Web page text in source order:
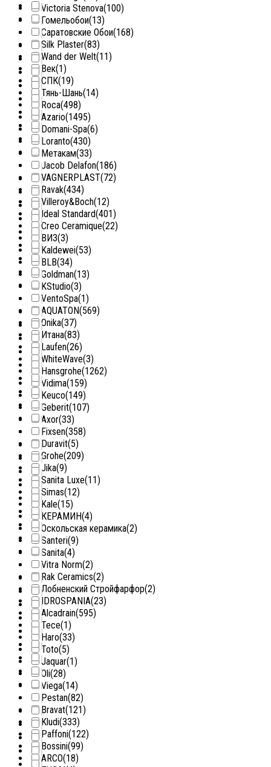
Victoria Stenova(100)
Гомельобои(13)
Саратовские Обои(168)
Silk Plaster(83)
Wand der Welt(11)
Век(1)
СПК(19)
Тянь-Шань(14)
Roca(498)
Azario(1495)
Domani-Spa(6)
Loranto(430)
Метакам(33)
Jacob Delafon(186)
VAGNERPLAST(72)
Ravak(434)
Villeroy&Boch(12)
Ideal Standard(401)
Creo Ceramique(22)
ВИЗ(3)
Kaldewei(53)
BLB(34)
Goldman(13)
KStudio(3)
VentoSpa(1)
AQUATON(569)
Onika(37)
Итана(83)
Laufen(26)
WhiteWave(3)
Hansgrohe(1262)
Vidima(159)
Keuco(149)
Geberit(107)
Axor(33)
Fixsen(358)
Duravit(5)
Grohe(209)
Jika(9)
Sanita Luxe(11)
Simas(12)
Kale(15)
КЕРАМИН(4)
Оскольская керамика(2)
Santeri(9)
Sanita(4)
Vitra Norm(2)
Rak Ceramics(2)
Лобненский Стройфарфор(2)
IDROSPANIA(23)
Alcadrain(595)
Tece(1)
Haro(33)
Toto(5)
Jaquar(1)
Oli(28)
Viega(14)
Pestan(82)
Bravat(121)
Kludi(333)
Paffoni(122)
Bossini(99)
ARCO(18)